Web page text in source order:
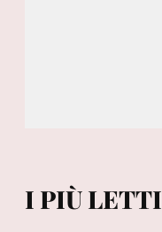
I PIÙ LETTI